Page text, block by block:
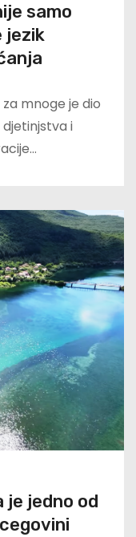
samo
jezik
mnoge je dio
i
je jedno od